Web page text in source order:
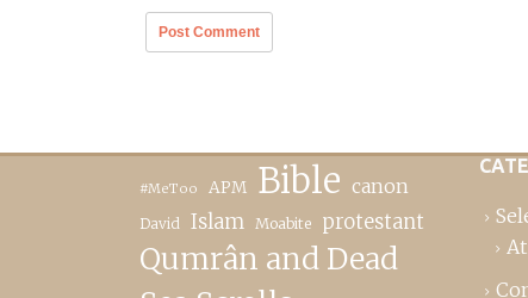
#MeToo APM Bible canon
David Islam Moabite protestant
Qumrân and Dead